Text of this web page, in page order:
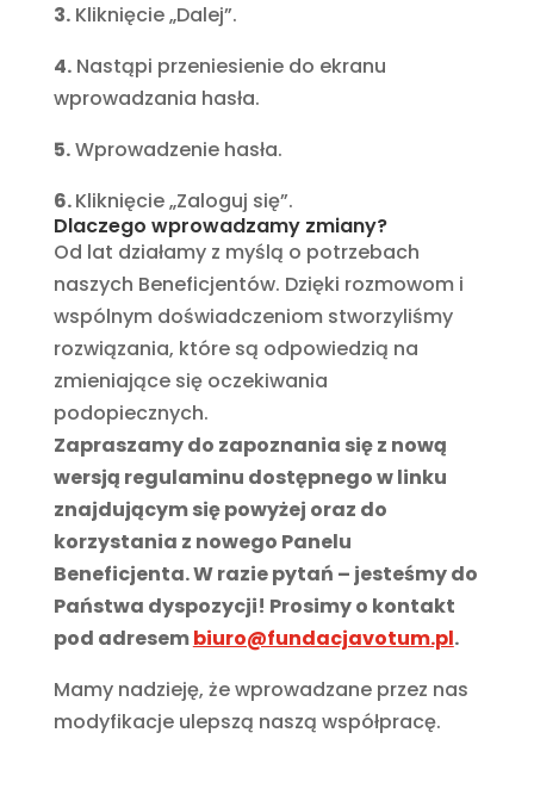
3.Kliknięcie „Dalej”.
4.Nastąpi przeniesienie do ekranu
wprowadzania hasła.
5.Wprowadzenie hasła.
6.Kliknięcie „Zaloguj się”.
Dlaczego wprowadzamy zmiany?
Od lat działamy z myślą o potrzebach
naszych Beneficjentów. Dzięki rozmowom i
wspólnym doświadczeniom stworzyliśmy
rozwiązania, które są odpowiedzią na
zmieniające się oczekiwania
podopiecznych.
Zapraszamy do zapoznania się z nową
wersją regulaminu dostępnego w linku
znajdującym się powyżej oraz do
korzystania z nowego Panelu
Beneficjenta. W razie pytań – jesteśmy do
Państwa dyspozycji! Prosimy o kontakt
pod adresembiuro@fundacjavotum.pl.
Mamy nadzieję, że wprowadzane przez nas
modyfikacje ulepszą naszą współpracę.